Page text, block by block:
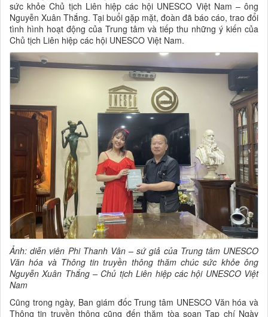
sức khỏe Chủ tịch Liên hiệp các hội UNESCO Việt Nam – ông
Nguyễn Xuân Thắng. Tại buổi gặp mặt, đoàn đã báo cáo, trao đổi
tình hình hoạt động của Trung tâm và tiếp thu những ý kiến của
Chủ tịch Liên hiệp các hội UNESCO Việt Nam.
Ảnh: diễn viên Phi Thanh Vân – sứ giả của Trung tâm UNESCO
Văn hóa và Thông tin truyền thông thăm chúc sức khỏe ông
Nguyễn Xuân Thắng – Chủ tịch Liên hiệp các hội UNESCO Việt
Nam
Cũng trong ngày, Ban giám đốc Trung tâm UNESCO Văn hóa và
Thông tin truyền thông cũng đến thăm tòa soạn Tạp chí Ngày